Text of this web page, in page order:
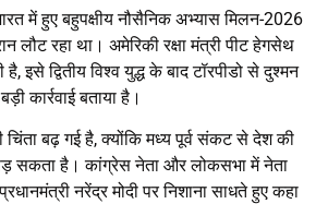
में हुए बहुपक्षीय नौसैनिक अभ्यास मिलन-2026
लौट रहा था। अमेरिकी रक्षा मंत्री पीट हेगसेथ
इसे द्वितीय विश्व युद्ध के बाद टॉरपीडो से दुश्मन
कार्रवाई बताया है।
चिंता बढ़ गई है, क्योंकि मध्य पूर्व संकट से देश की
सकता है। कांग्रेस नेता और लोकसभा में नेता
नरेंद्र मोदी पर निशाना साधते हुए कहा